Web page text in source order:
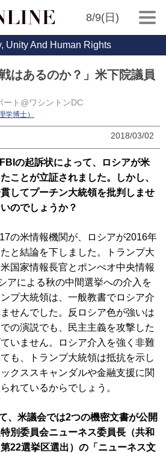
8/9(日)
Unity And Human Rights
はあるのか？」米下院議員
ート@ワシントンDC
学博士）
2018/03/02
の起訴状によって、ロシアが米
ことが立証されました。しかし、
してプーチン大統領を批判しませ
のでしょうか？
の米情報機関が、ロシアが2016年
と結論を下しました。トランプ大
国家情報長官とポンぺオ中央情報
アによる秋の中間選挙への介入を
プ大統領は、一般教書でロシア介
せんでした。反ロシア色が強いは
の演説でも、民主主義を攻撃した
いません。ロシア介入を強く非難
も、トランプ大統領は抵抗を示し
クススキャンダルや金融支援に関
れているからでしょう。
米議会では2つの機密文書が公開
別委員会ニューネス委員長（共和
22選挙区選出）の「ニューネス文